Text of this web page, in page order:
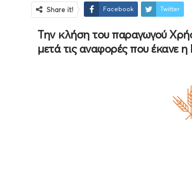
Share it! Facebook Twitter
Την κλήση του παραγωγού
μετά τις αναφορές που έκανε